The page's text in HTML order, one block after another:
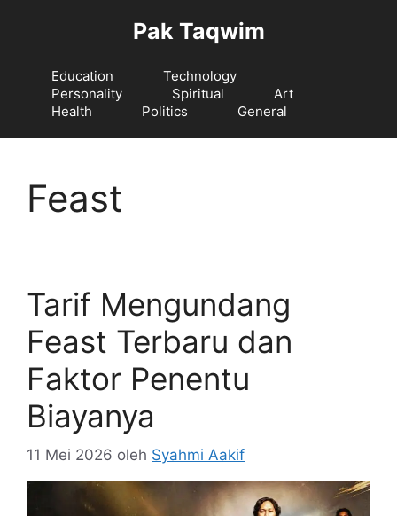
Pak Taqwim
Education
Technology
Personality
Spiritual
Art
Health
Politics General
Feast
Tarif Mengundang
Feast Terbaru dan
Faktor Penentu
Biayanya
11 Mei 2026 oleh Syahmi Aakif